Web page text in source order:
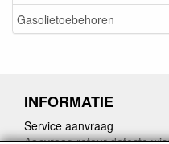
Gasolietoebehoren
INFORMATIE
Service aanvraag